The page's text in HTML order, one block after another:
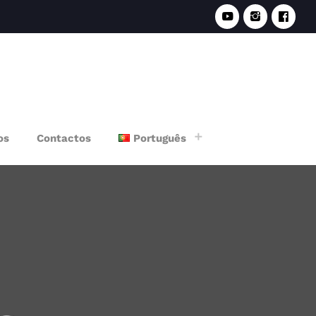
Contactos Português